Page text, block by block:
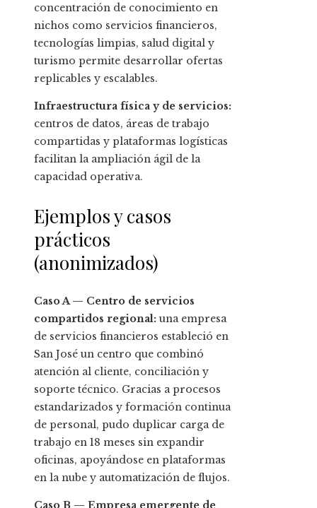
concentración de conocimiento en
nichos como servicios financieros,
tecnologías limpias, salud digital y
turismo permite desarrollar ofertas
replicables y escalables.
Infraestructura física y de servicios:
centros de datos, áreas de trabajo
compartidas y plataformas logísticas
facilitan la ampliación ágil de la
capacidad operativa.
Ejemplos y casos
prácticos
(anonimizados)
Caso A — Centro de servicios
compartidos regional: una empresa
de servicios financieros estableció en
San José un centro que combinó
atención al cliente, conciliación y
soporte técnico. Gracias a procesos
estandarizados y formación continua
de personal, pudo duplicar carga de
trabajo en 18 meses sin expandir
oficinas, apoyándose en plataformas
en la nube y automatización de flujos.
Caso B — Empresa emergente de